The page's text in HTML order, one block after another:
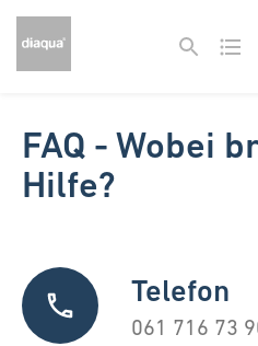
FAQ - Wobei
Hilfe?
Telefon
061 716 73